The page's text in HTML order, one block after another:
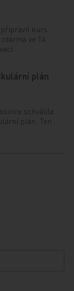
připravil kurs
ve 14
plán
schválila
plán. Ten